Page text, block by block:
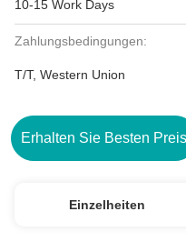
10-15 Work Days
Zahlungsbedingungen:
T/T, Western Union
Erhalten Sie Besten Preis
Einzelheiten